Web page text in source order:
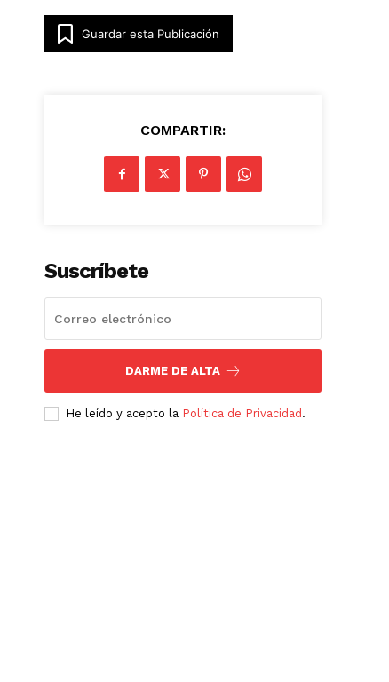
Guardar esta Publicación
COMPARTIR:
Suscríbete
DARME DE ALTA
He leído y acepto la Política de Privacidad .